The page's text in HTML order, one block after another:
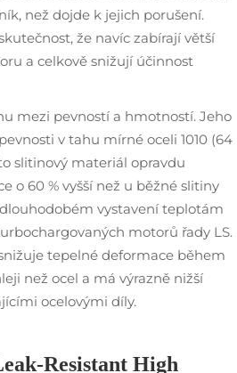
než dojde k jejich porušení.
že navíc zabírají větší
a celkově snižují účinnost
mezi pevností a hmotností. Jeho
v tahu mírné oceli 1010 (64
slitinový materiál opravdu
o 60 % vyšší než u běžné slitiny
vystavení teplotám
motorů řady LS.
tepelné deformace během
než ocel a má výrazně nižší
ocelovými díly.